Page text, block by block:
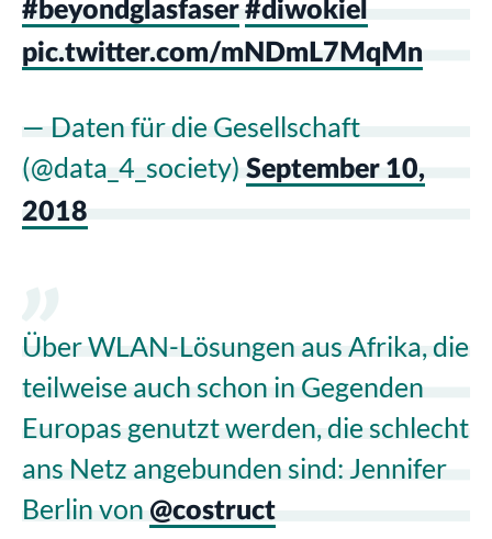
#beyondglasfaser #diwokiel
pic.twitter.com/mNDmL7MqMn
— Daten für die Gesellschaft
(@data_4_society) September 10,
2018
Über WLAN-Lösungen aus Afrika, die
teilweise auch schon in Gegenden
Europas genutzt werden, die schlecht
ans Netz angebunden sind: Jennifer
Berlin von @costruct